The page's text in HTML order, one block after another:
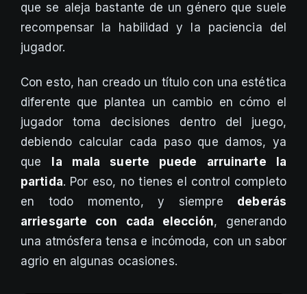
que se aleja bastante de un género que suele
recompensar la habilidad y la paciencia del
jugador.
Con esto, han creado un título con una estética
diferente que plantea un cambio en cómo el
jugador toma decisiones dentro del juego,
debiendo calcular cada paso que damos, ya
que
la mala suerte puede arruinarte la
partida. Por eso, no tienes el control completo
en todo momento, y siempre deberás
arriesgarte con cada elección, generando
una atmósfera tensa e incómoda, con un sabor
agrio en algunas ocasiones.